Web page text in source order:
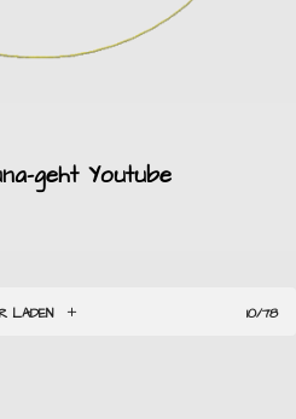
geht Youtube
LADEN 10/78